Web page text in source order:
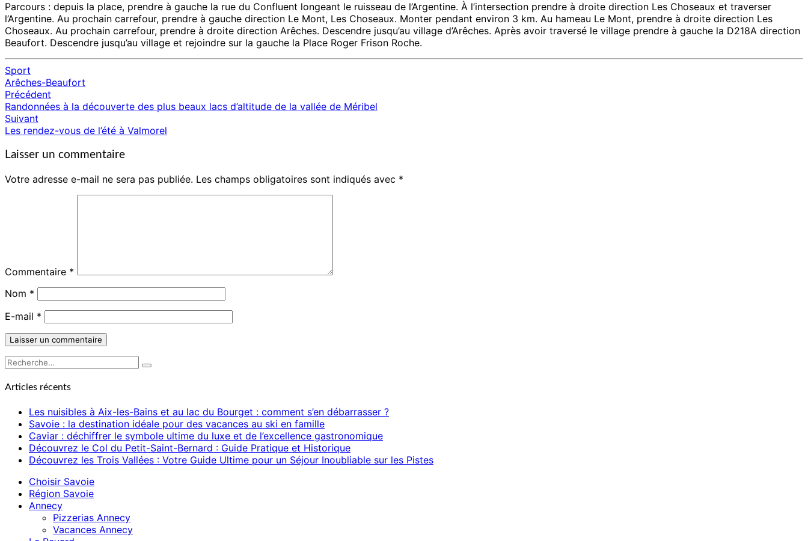
Parcours : depuis la place, prendre à gauche la rue du Confluent longeant le ruisseau de l’Argentine. À l’intersection prendre à droite direction Les Choseaux et traverser
l’Argentine. Au prochain carrefour, prendre à gauche direction Le Mont, Les Choseaux. Monter pendant environ 3 km. Au hameau Le Mont, prendre à droite direction Les
Choseaux. Au prochain carrefour, prendre à droite direction Arêches. Descendre jusqu’au village d’Arêches. Après avoir traversé le village prendre à gauche la D218A direction
Beaufort. Descendre jusqu’au village et rejoindre sur la gauche la Place Roger Frison Roche.
Sport
Arêches-Beaufort
Navigation
d'article
Précédent
Randonnées à la découverte des plus beaux lacs d’altitude de la vallée de Méribel
Suivant
Les rendez-vous de l’été à Valmorel
Laisser un commentaire
Votre adresse e-mail ne sera pas publiée. Les champs obligatoires sont indiqués avec *
Commentaire *
Nom *
E-mail *
Rechercher :
Recherche
Articles récents
Les nuisibles à Aix-les-Bains et au lac du Bourget : comment s’en débarrasser ?
Savoie : la destination idéale pour des vacances au ski en famille
Caviar : déchiffrer le symbole ultime du luxe et de l’excellence gastronomique
Découvrez le Col du Petit-Saint-Bernard : Guide Pratique et Historique
Découvrez les Trois Vallées : Votre Guide Ultime pour un Séjour Inoubliable sur les Pistes
Choisir Savoie
Région Savoie
Annecy
Pizzerias Annecy
Vacances Annecy